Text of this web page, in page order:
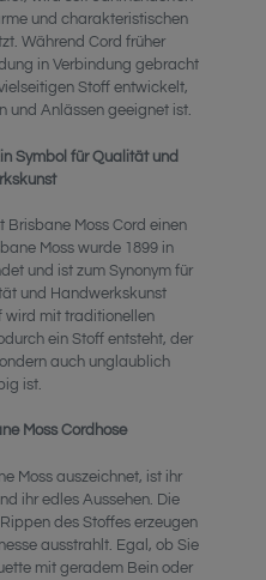
und charakteristischen
Während Cord früher
in Verbindung gebracht
Stoff entwickelt,
und Anlässen geeignet ist.
Symbol für Qualität und
Moss Cord einen
Moss wurde 1899 in
und ist zum Synonym für
und Handwerkskunst
wird mit traditionellen
ein Stoff entsteht, der
auch unglaublich
ist.
Moss Cordhose
Moss auszeichnet, ist ihr
ihr edles Aussehen. Die
des Stoffes erzeugen
ausstrahlt. Egal, ob Sie
mit geradem Bein oder